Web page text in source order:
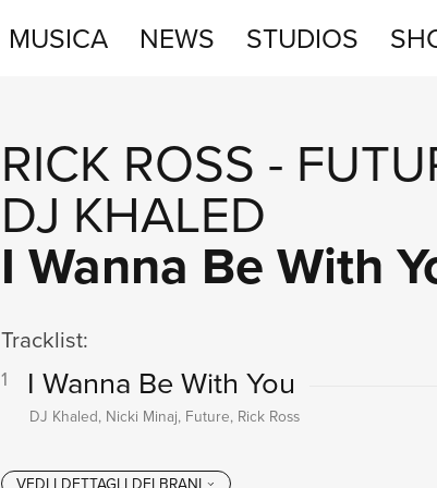
MUSICA NEWS STUDIOS
RICK ROSS -
DJ KHALED
I Wanna Be With
Tracklist:
1 I Wanna Be With You
DJ Khaled, Nicki Minaj, Future, Rick Ross
SHOP